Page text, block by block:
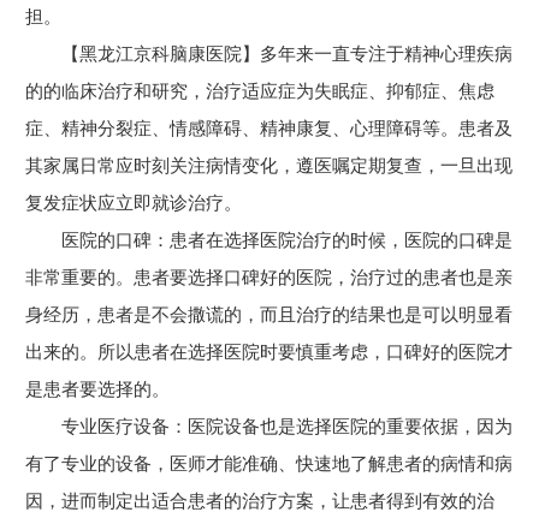
担。
【黑龙江京科脑康医院】多年来一直专注于精神心理疾病
的的临床治疗和研究，治疗适应症为失眠症、抑郁症、焦虑
症、精神分裂症、情感障碍、精神康复、心理障碍等。患者及
其家属日常应时刻关注病情变化，遵医嘱定期复查，一旦出现
复发症状应立即就诊治疗。
医院的口碑：患者在选择医院治疗的时候，医院的口碑是
非常重要的。患者要选择口碑好的医院，治疗过的患者也是亲
身经历，患者是不会撒谎的，而且治疗的结果也是可以明显看
出来的。所以患者在选择医院时要慎重考虑，口碑好的医院才
是患者要选择的。
专业医疗设备：医院设备也是选择医院的重要依据，因为
有了专业的设备，医师才能准确、快速地了解患者的病情和病
因，进而制定出适合患者的治疗方案，让患者得到有效的治